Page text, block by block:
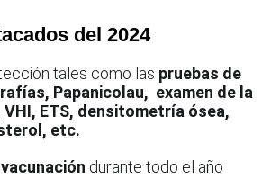
del 2024
tales como las pruebas de
Papanicolau, examen de la
ETS, densitometría ósea,
etc.
durante todo el año